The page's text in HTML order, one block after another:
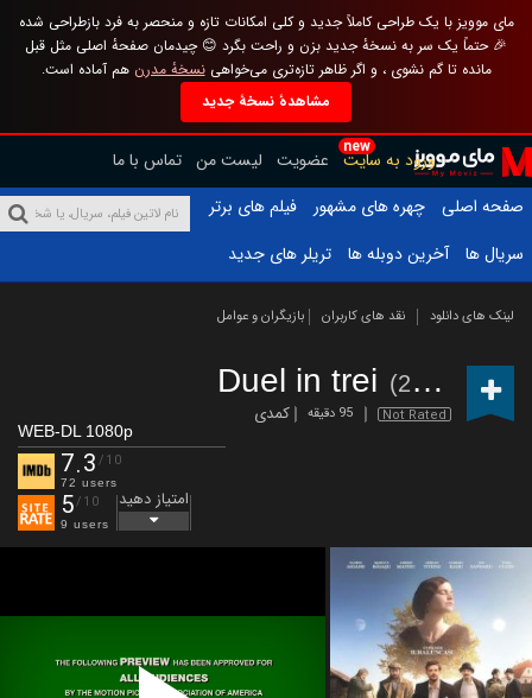
مای موویز با یک طراحی کاملاً جدید و کلی امکانات تازه و منحصر به فرد بازطراحی شده
🎉 حتماً یک سر به نسخهٔ جدید بزن و راحت بگرد 😊 چیدمان صفحهٔ اصلی مثل قبل
مانده تا گم نشوی ، و اگر ظاهر تازه‌تری می‌خواهینسخهٔ مدرن هم آماده است.
مشاهدهٔ نسخهٔ جدید
new
ورود به سایت عضویت لیست من تماس با ما
صفحه اصلی
چهره های مشهور
فیلم های برتر
سریال ها
آخرین دوبله ها تریلر های جدید
لینک های دانلود نقد های کاربران بازیگران و عوامل
Duel in trei (2024)
Not Rated 95 دقیقه کمدی
WEB-DL 1080p
7.3 /10
72 users
5/10
9 users
امتیاز دهید